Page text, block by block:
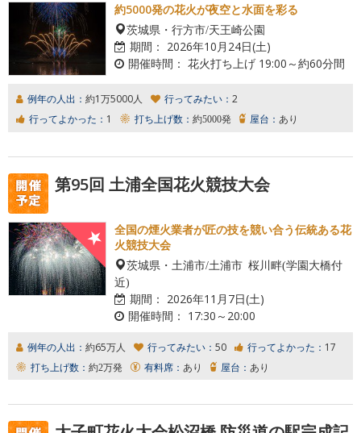
約5000発の花火が夜空と水面を彩る
茨城県・行方市/天王崎公園
期間： 2026年10月24日(土)
開催時間： 花火打ち上げ 19:00～約60分間
例年の人出： 約1万5000人 行ってみたい： 2
行ってよかった： 1 打ち上げ数： 約5000発 屋台： あり
第95回 土浦全国花火競技大会
全国の煙火業者が匠の技を競い合う伝統ある花
火競技大会
茨城県・土浦市/土浦市 桜川畔(学園大橋付
近)
期間： 2026年11月7日(土)
開催時間： 17:30～20:00
例年の人出： 約65万人 行ってみたい： 50 行ってよかった： 17
打ち上げ数： 約2万発 有料席： あり 屋台： あり